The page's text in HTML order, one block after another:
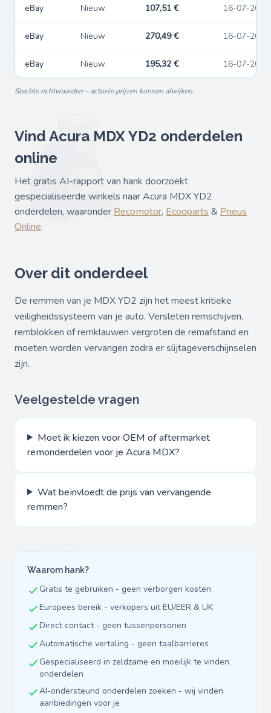
eBay Nieuw 107,51 € 16-07-2026
eBay Nieuw 270,49 € 16-07-2026
eBay Nieuw 195,32 € 16-07-2026
Slechts richtwaarden – actuele prijzen kunnen afwijken.
Vind Acura MDX YD2 onderdelen
online
Het gratis AI-rapport van hank doorzoekt
gespecialiseerde winkels naar Acura MDX YD2
onderdelen, waaronder Recomotor, Ecooparts & Pneus
Online.
Over dit onderdeel
De remmen van je MDX YD2 zijn het meest kritieke
veiligheidssysteem van je auto. Versleten remschijven,
remblokken of remklauwen vergroten de remafstand en
moeten worden vervangen zodra er slijtageverschijnselen
zijn.
Veelgestelde vragen
Moet ik kiezen voor OEM of aftermarket
remonderdelen voor je Acura MDX?
Wat beïnvloedt de prijs van vervangende
remmen?
Waarom hank?
Gratis te gebruiken - geen verborgen kosten
Europees bereik - verkopers uit EU/EER & UK
Direct contact - geen tussenpersonen
Automatische vertaling - geen taalbarrieres
Gespecialiseerd in zeldzame en moeilijk te vinden
onderdelen
AI-ondersteund onderdelen zoeken - wij vinden
aanbiedingen voor je